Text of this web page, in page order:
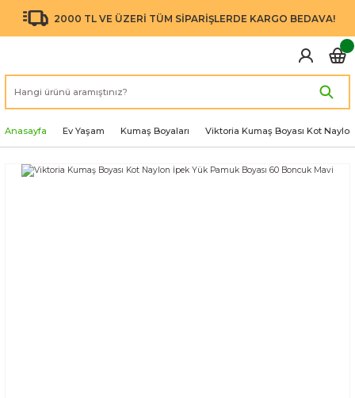
2000 TL VE ÜZERİ TÜM SİPARİŞLERDE KARGO BEDAVA!
Anasayfa Ev Yaşam Kumaş Boyaları Viktoria Kumaş Boyası Kot